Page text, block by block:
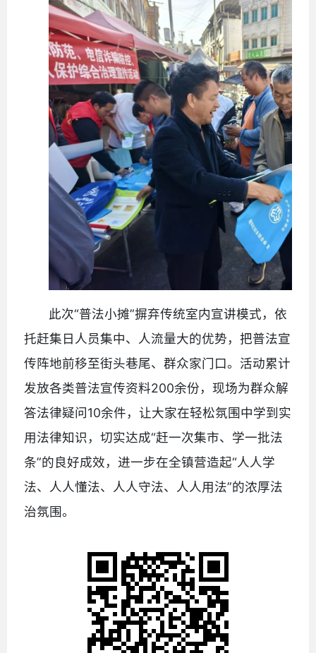
此次“普法小摊”摒弃传统室内宣讲模式，依
托赶集日人员集中、人流量大的优势，把普法宣
传阵地前移至街头巷尾、群众家门口。活动累计
发放各类普法宣传资料200余份，现场为群众解
答法律疑问10余件，让大家在轻松氛围中学到实
用法律知识，切实达成“赶一次集市、学一批法
条”的良好成效，进一步在全镇营造起“人人学
法、人人懂法、人人守法、人人用法”的浓厚法
治氛围。